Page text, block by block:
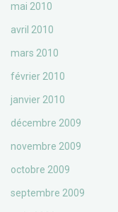
mai 2010
avril 2010
mars 2010
février 2010
janvier 2010
décembre 2009
novembre 2009
octobre 2009
septembre 2009